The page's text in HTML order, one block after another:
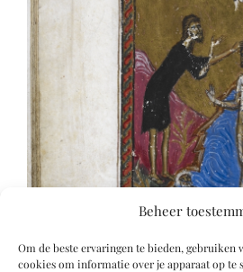
Beheer
Om de beste ervaringen te bieden, gebruiken
cookies om informatie over je apparaat op te